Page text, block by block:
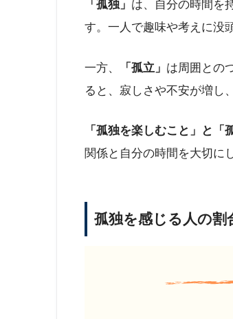
「孤独」 は、自分の時間を
す。一人で趣味や考えに没
一方、 「孤立」 は周囲との
ると、寂しさや不安が増し
「孤独を楽しむこと」と
関係と自分の時間を大切に
孤独を感じる人の割